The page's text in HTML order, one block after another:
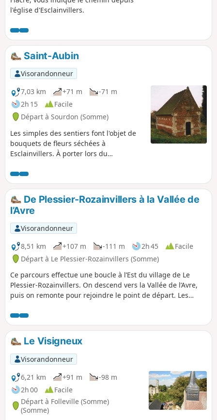
l'église d'Esclainvillers.
Saint-Aubin
Visorandonneur
7,03 km
+71 m
-71 m
2h 15
Facile
Départ à Sourdon (Somme)
Les simples des sentiers font l'objet de
bouquets de fleurs séchées à
Esclainvillers. À porter lors du
De Plessier-Rozainvillers à la Vallée de
l’Avre
Visorandonneur
8,51 km
+107 m -111 m 2h 45
Facile
Départ à Le Plessier-Rozainvillers (Somme)
Ce parcours effectue une boucle à l’Est du village de Le
Plessier-Rozainvillers. On descend vers la Vallée de l’Avre,
puis on remonte pour rejoindre le point de départ. Les
serpente au bord des bois, des champs de cultures
céréalières et de quelques pâtures. Sur une partie de ce
chemin, on surplombe les étangs de la Vallée de l’Avre dont
l’eau miroite au soleil du matin. Hors période venteuse ou
de travaux agricoles, c’est très paisible.
Le Visigneux
Visorandonneur
6,21 km
+91 m
-98 m
2h 00
Facile
Départ à Folleville (Somme)
(Somme)